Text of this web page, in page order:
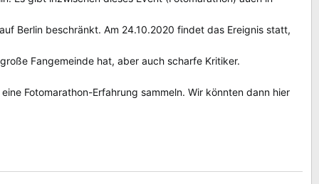
Berlin beschränkt. Am 24.10.2020 findet das Ereignis statt,
Fangemeinde hat, aber auch scharfe Kritiker.
Fotomarathon-Erfahrung sammeln. Wir könnten dann hier